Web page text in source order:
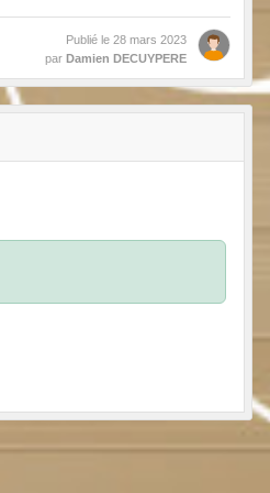
Publié le 28 mars 2023
par Damien DECUYPERE